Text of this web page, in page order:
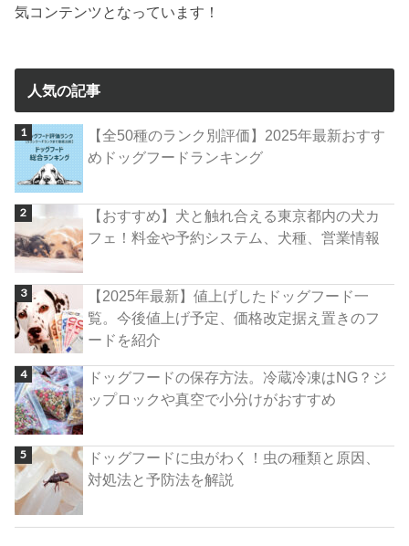
気コンテンツとなっています！
人気の記事
【全50種のランク別評価】2025年最新おすす
めドッグフードランキング
【おすすめ】犬と触れ合える東京都内の犬カ
フェ！料金や予約システム、犬種、営業情報
【2025年最新】値上げしたドッグフード一
覧。今後値上げ予定、価格改定据え置きのフ
ードを紹介
ドッグフードの保存方法。冷蔵冷凍はNG？ジ
ップロックや真空で小分けがおすすめ
ドッグフードに虫がわく！虫の種類と原因、
対処法と予防法を解説